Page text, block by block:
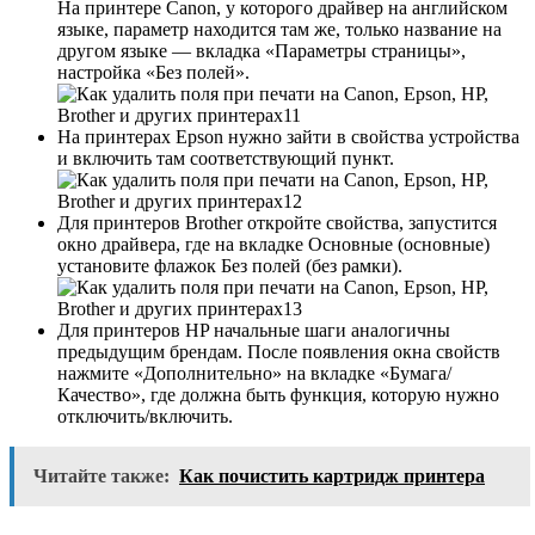
На принтере Canon, у которого драйвер на английском
языке, параметр находится там же, только название на
другом языке — вкладка «Параметры страницы»,
настройка «Без полей».
На принтерах Epson нужно зайти в свойства устройства
и включить там соответствующий пункт.
Для принтеров Brother откройте свойства, запустится
окно драйвера, где на вкладке Основные (основные)
установите флажок Без полей (без рамки).
Для принтеров HP начальные шаги аналогичны
предыдущим брендам. После появления окна свойств
нажмите «Дополнительно» на вкладке «Бумага/
Качество», где должна быть функция, которую нужно
отключить/включить.
Читайте также: Как почистить картридж принтера